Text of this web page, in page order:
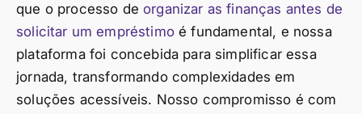
que o processo deorganizar as finanças antes de
solicitar um empréstimoé fundamental, e nossa
plataforma foi concebida para simplificar essa
jornada, transformando complexidades em
soluções acessíveis. Nosso compromisso é com